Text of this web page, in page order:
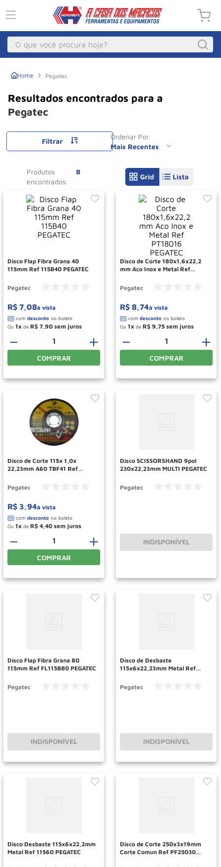
O que você procura hoje?
Pegatec
Pegatec
Ordenar Por
Mais Recentes
Filtrar
8
Produtos
Disco Flap Fibra Grana 40
115mm Ref 115B40 PEGATEC
Pegatec
R$ 7,08à vista
Ou 1 de R$ 7,90
＋
－
COMPRAR
Disco de Corte 180x1,6x22,2
mm Aco Inox e Metal Ref
Pegatec
R$ 8,74à vista
Ou 1 de R$ 9,75
＋
－
COMPRAR
Disco de Corte 115x 1,0x
22,23mm A60 TBF41 Ref
Pegatec
R$ 3,94à vista
Ou 1 de R$ 4 40
＋
－
COMPRAR
Disco SCISSORSHAND 9pol
230x22,23mm MULTI PEGATEC
Pegatec
INDISPONÍVEL
Disco Flap Fibra Grana 80
115mm Ref FL115B80 PEGATEC
Pegatec
INDISPONÍVEL
Disco de Desbaste
115x6x22,23mm Metal Ref
Pegatec
INDISPONÍVEL
Disco Desbaste 115x6x22,2mm
Metal Ref 11560 PEGATEC
Disco de Corte 250x3x19mm
Corte Comun Ref PF25030
1 º Macacos
Macaco Jacare
Macaco
Talha
Rodizio
Paleteira